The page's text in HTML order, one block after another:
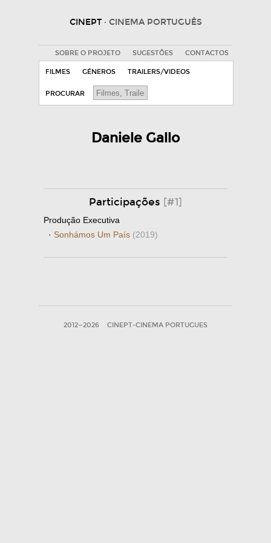
CINEPT · CINEMA PORTUGUÊS
SOBRE O PROJETO SUGESTÕES CONTACTOS
FILMES GÉNEROS TRAILERS/VIDEOS
PROCURAR
Daniele Gallo
Participações [#1]
Produção Executiva
· Sonhámos Um País (2019)
2012—2026 CINEPT-CINEMA PORTUGUES